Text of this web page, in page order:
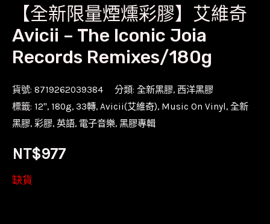
【全新限量煙燻彩膠】艾維奇
Avicii – The Iconic Joia
Records Remixes/180g
貨號: 8719262039384 分類: 全新黑膠, 西洋黑膠
標籤: 12'', 180g, 33轉, Avicii(艾維奇), Music On Vinyl, 全新
黑膠, 彩膠, 英語, 電子音樂, 黑膠專輯
NT$977
缺貨